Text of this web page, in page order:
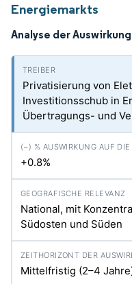
Energiemarkts
Analyse der
Privatisierung von
Investitionsschub in
Übertragungs- und
+0.8%
National, mit
Südosten und Süden
Mittelfristig (2–4